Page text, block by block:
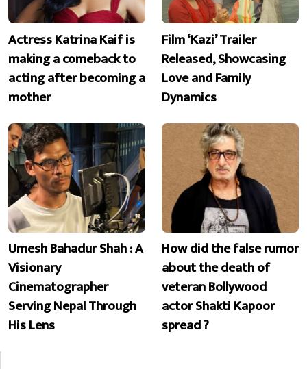
Actress Katrina Kaif is
making a comeback to
acting after becoming a
mother
Film ‘Kazi’ Trailer
Released, Showcasing
Love and Family
Dynamics
Umesh Bahadur Shah : A
Visionary
Cinematographer
Serving Nepal Through
His Lens
How did the false rumor
about the death of
veteran Bollywood
actor Shakti Kapoor
spread ?